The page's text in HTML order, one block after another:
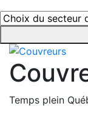
Temps plein